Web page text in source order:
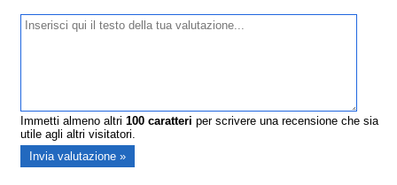
Immetti almeno altri100 caratteri per scrivere una recensione che sia
utile agli altri visitatori.